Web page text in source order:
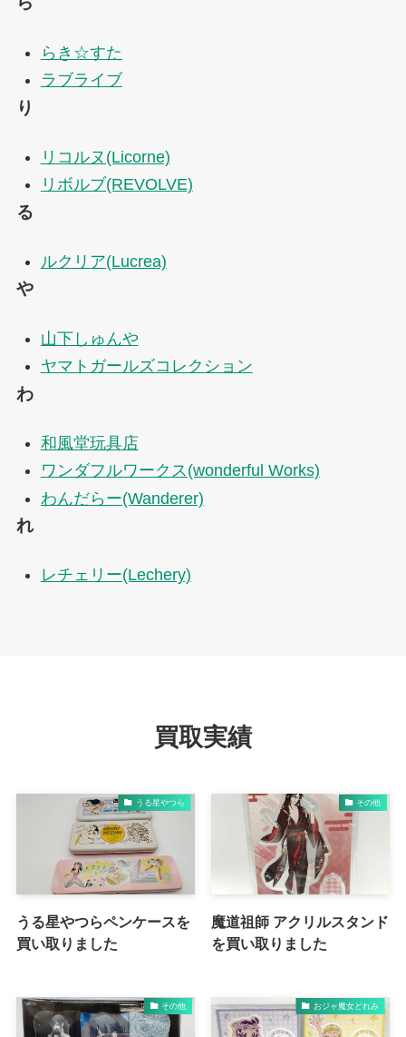
らき☆すた
ラブライブ
り
リコルヌ(Licorne)
リボルブ(REVOLVE)
る
ルクリア(Lucrea)
や
山下しゅんや
ヤマトガールズコレクション
わ
和風堂玩具店
ワンダフルワークス(wonderful Works)
わんだらー(Wanderer)
れ
レチェリー(Lechery)
買取実績
うる星やつら
うる星やつらペンケースを
買い取りました
その他
魔道祖師 アクリルスタンド
を買い取りました
その他 おジャ魔女どれみ